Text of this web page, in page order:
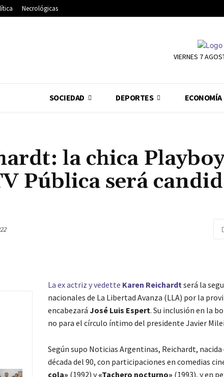
Necrológicas
VIERNES 7
SOCIEDAD DEPORTES ECONOMÍA
la chica
Pública será
La ex actriz y vedette Karen Reichardtserá la
nacionales de La Libertad Avanza (LLA) por la
encabezará José Luis Espert. Su inclusión en la
no para el círculo íntimo del presidente Javier
Según supo Noticias Argentinas, Reichardt,
década del 90, con participaciones en comedias
cola» (1992) y«Tachero nocturno» (1993), y en